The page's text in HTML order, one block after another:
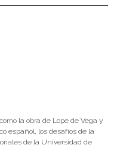
la obra de Lope de Vega y
español, los desafíos de la
de la Universidad de